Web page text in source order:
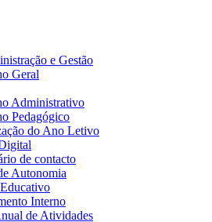
e Gestão
Geral
Administrativo
Pedagógico
do Ano Letivo
de contacto
Autonomia
Interno
de Atividades